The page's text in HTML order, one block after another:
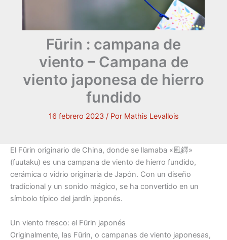
Fūrin : campana de
viento – Campana de
viento japonesa de hierro
fundido
16 febrero 2023 / Por Mathis Levallois
El Fūrin originario de China, donde se llamaba «風鐸»
(fuutaku) es una campana de viento de hierro fundido,
cerámica o vidrio originaria de Japón. Con un diseño
tradicional y un sonido mágico, se ha convertido en un
símbolo típico del jardín japonés.
Un viento fresco: el Fūrin japonés
Originalmente, las Fūrin, o campanas de viento japonesas,